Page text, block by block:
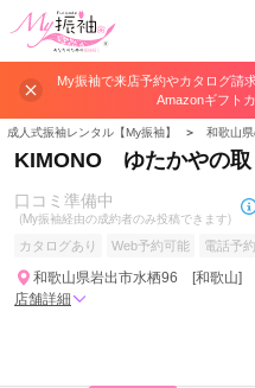
My振袖で来店予約やカタログ請
Amazonギフト
成人式振袖レンタル【My振袖】 ＞ 和歌山
KIMONO ゆたかやの取
口コミ準備中
(My振袖経由の成約者のみ投稿できます)
カタログあり Web予約可能 電話予
和歌山県岩出市水栖96 [和歌山]
店舗詳細